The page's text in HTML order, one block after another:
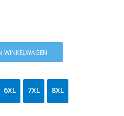
WINKELWAGEN
6XL 7XL 8XL